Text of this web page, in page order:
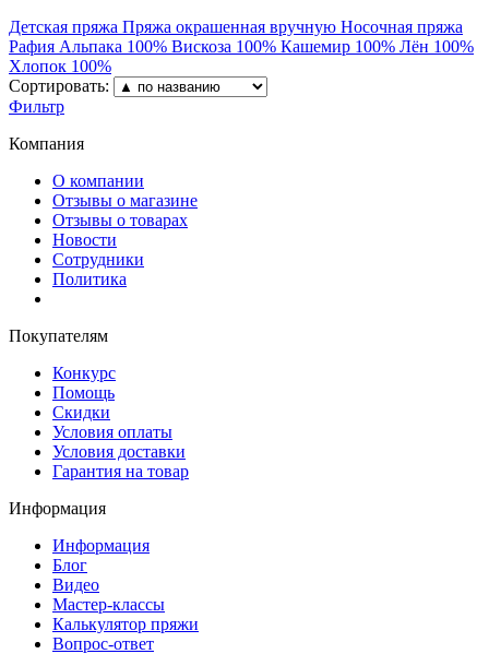
Детская пряжа Пряжа окрашенная вручную Носочная пряжа
Рафия Альпака 100% Вискоза 100% Кашемир 100% Лён 100%
Хлопок 100%
Сортировать:
Фильтр
Компания
О компании
Отзывы о магазине
Отзывы о товарах
Новости
Сотрудники
Политика
Покупателям
Конкурс
Помощь
Скидки
Условия оплаты
Условия доставки
Гарантия на товар
Информация
Информация
Блог
Видео
Мастер-классы
Калькулятор пряжи
Вопрос-ответ